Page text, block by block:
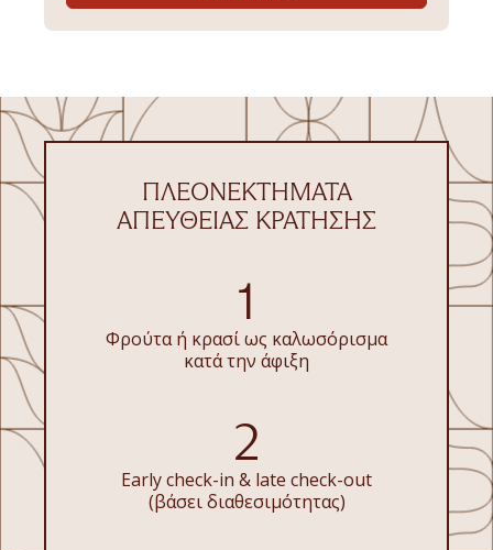
ΠΛΕΟΝΕΚΤΉΜΑΤΑ
ΑΠΕΥΘΕΊΑΣ ΚΡΆΤΗΣΗΣ
1
Φρούτα ή κρασί ως καλωσόρισμα
κατά την άφιξη
2
Early check-in & late check-out
(βάσει διαθεσιμότητας)